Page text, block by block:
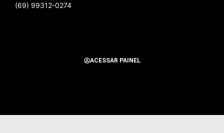
(69) 99312-0274
ACESSAR PAINEL